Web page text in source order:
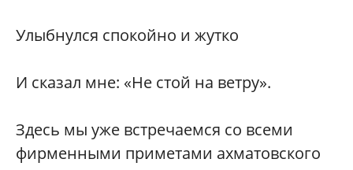
Улыбнулся спокойно и жутко
И сказал мне: «Не стой на ветру».
Здесь мы уже встречаемся со всеми
фирменными приметами ахматовского